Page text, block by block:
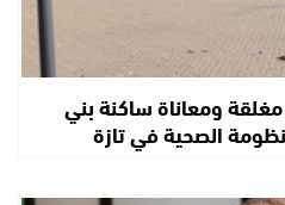
ومعاناة ساكنة بني
الصحية في تازة